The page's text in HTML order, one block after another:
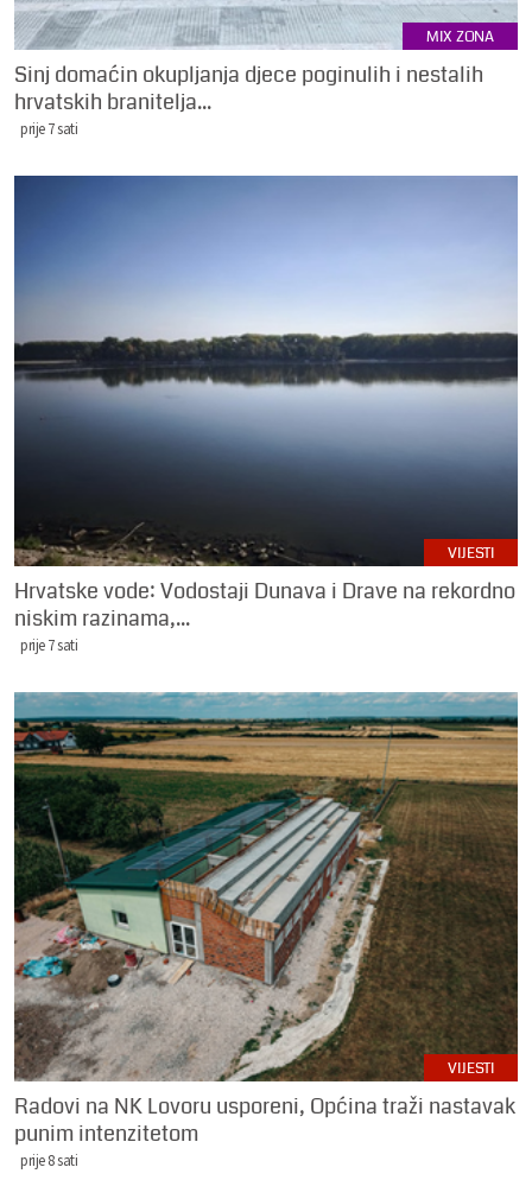
MIX ZONA
Sinj domaćin okupljanja djece poginulih i nestalih
hrvatskih branitelja...
prije 7 sati
VIJESTI
Hrvatske vode: Vodostaji Dunava i Drave na rekordno
niskim razinama,...
prije 7 sati
VIJESTI
Radovi na NK Lovoru usporeni, Općina traži nastavak
punim intenzitetom
prije 8 sati